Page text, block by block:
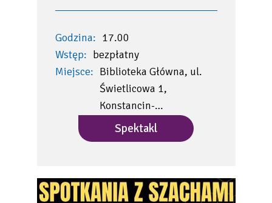
Godzina: 17.00
Wstęp: bezpłatny
Miejsce: Biblioteka Główna, ul.
Świetlicowa 1,
Konstancin-…
Spektakl